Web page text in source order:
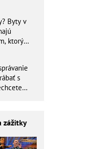
Byty v
ktorý
s
zážitky